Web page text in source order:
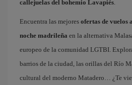
callejuelas del bohemio Lavapiés.
Encuentra las mejores ofertas de vuelos
noche madrileña en la alternativa
europeo de la comunidad LGTBI.
barrios de la ciudad, las orillas del Río
cultural del moderno Matadero… ¿Te